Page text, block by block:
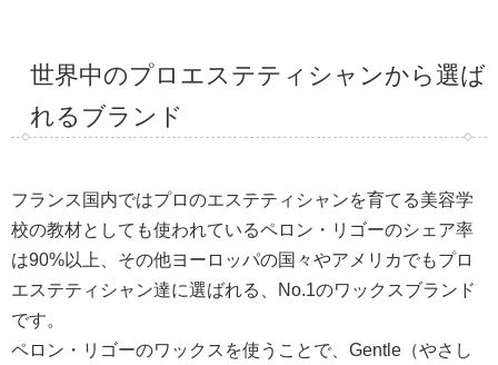
世界中のプロエステティシャンから選ば
れるブランド
フランス国内ではプロのエステティシャンを育てる美容学
校の教材としても使われているペロン・リゴーのシェア率
は90%以上、その他ヨーロッパの国々やアメリカでもプロ
エステティシャン達に選ばれる、No.1のワックスブランド
です。
ペロン・リゴーのワックスを使うことで、Gentle（やさし